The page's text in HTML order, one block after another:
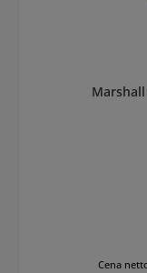
Marshall
Cena